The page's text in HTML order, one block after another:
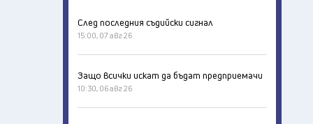
След последния съдийски сигнал
15:00, 07 авг 26
Защо всички искат да бъдат предприемачи
10:30, 06 авг 26